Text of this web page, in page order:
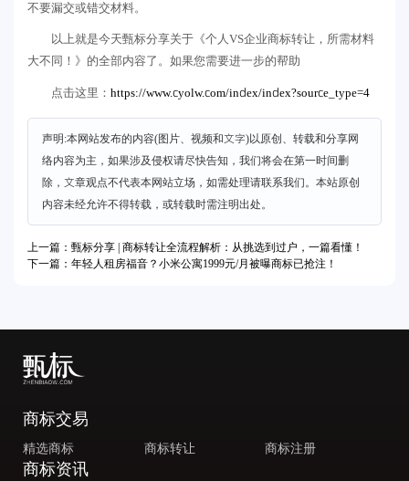
不要漏交或错交材料。
以上就是今天甄标分享关于《个人VS企业商标转让，所需材料
大不同！》的全部内容了。如果您需要进一步的帮助
点击这里： https://www.cyolw.com/index/index?source_type=4
声明:本网站发布的内容(图片、视频和文字)以原创、转载和分享网
络内容为主，如果涉及侵权请尽快告知，我们将会在第一时间删
除，文章观点不代表本网站立场，如需处理请联系我们。本站原创
内容未经允许不得转载，或转载时需注明出处。
上一篇：甄标分享 | 商标转让全流程解析：从挑选到过户，一篇看懂！
下一篇：年轻人租房福音？小米公寓1999元/月被曝商标已抢注！
商标交易
精选商标 商标转让 商标注册
商标资讯